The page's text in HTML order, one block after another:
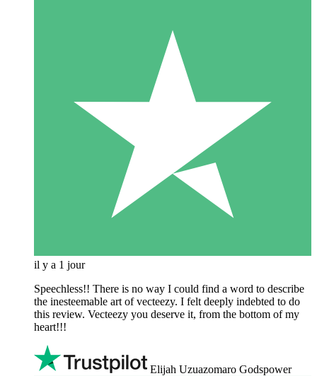
il y a 1 jour
Speechless!! There is no way I could find a word to describe
the inesteemable art of vecteezy. I felt deeply indebted to do
this review. Vecteezy you deserve it, from the bottom of my
heart!!!
Elijah Uzuazomaro Godspower